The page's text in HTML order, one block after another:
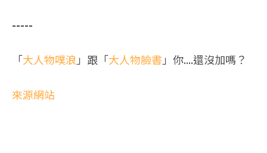
-----
「大人物噗浪 」跟「大人物臉書」你....還沒加嗎？
來源網站